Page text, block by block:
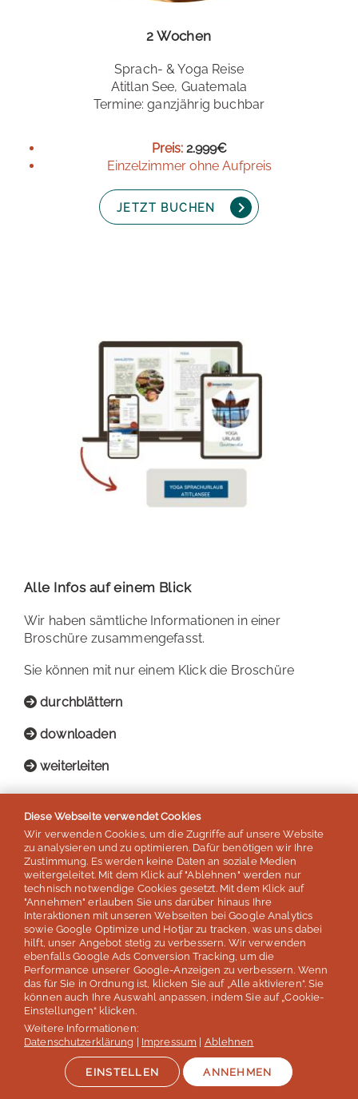
2 Wochen
Sprach- & Yoga Reise
Atitlan See, Guatemala
Termine: ganzjährig buchbar
Preis: 2.999€
Einzelzimmer ohne Aufpreis
JETZT BUCHEN
Alle Infos auf einem Blick
Wir haben sämtliche Informationen in einer
Broschüre zusammengefasst.
Sie können mit nur einem Klick die Broschüre
durchblättern
downloaden
weiterleiten
INFOBROSCHÜRE
BROSCHÜRE ANFORDERN
Diese Webseite verwendet Cookies
Wir verwenden Cookies, um die Zugriffe auf unsere Website
zu analysieren und zu optimieren. Dafür benötigen wir Ihre
Zustimmung. Es werden keine Daten an soziale Medien
weitergeleitet. Mit dem Klick auf "Ablehnen" werden nur
technisch notwendige Cookies gesetzt. Mit dem Klick auf
"Annehmen" erlauben Sie uns darüber hinaus Ihre
Interaktionen mit unseren Webseiten bei Google Analytics
sowie Google Optimize und Hotjar zu tracken, was uns dabei
hilft, unser Angebot stetig zu verbessern. Wir verwenden
ebenfalls Google Ads Conversion Tracking, um die
Performance unserer Google-Anzeigen zu verbessern. Wenn
das für Sie in Ordnung ist, klicken Sie auf „Alle aktivieren“. Sie
können auch Ihre Auswahl anpassen, indem Sie auf „Cookie-
Einstellungen“ klicken.
Weitere Informationen:
Datenschutzerklärung
Impressum Ablehnen
EINSTELLEN ANNEHMEN